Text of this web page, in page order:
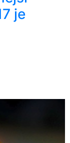
je